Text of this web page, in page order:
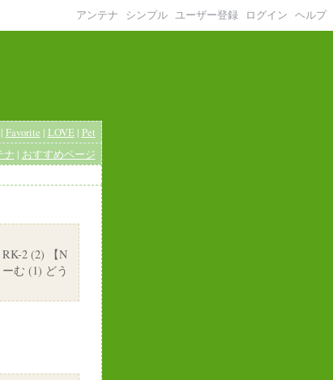
アンテナ シンプル ユーザー登録 ログイン ヘルプ
Favorite | LOVE| Pet
ナ | おすすめページ
2 (2) 【N
む (1) どう